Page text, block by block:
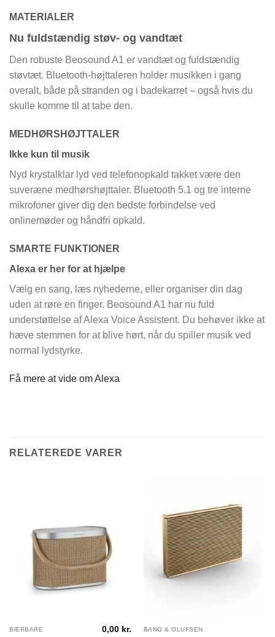
MATERIALER
Nu fuldstændig støv- og vandtæt
Den robuste Beosound A1 er vandtæt og fuldstændig
støvtæt. Bluetooth-højttaleren holder musikken i gang
overalt, både på stranden og i badekarret – også hvis du
skulle komme til at tabe den.
MEDHØRSHØJTTALER
Ikke kun til musik
Nyd krystalklar lyd ved telefonopkald takket være den
suveræne medhørshøjttaler. Bluetooth 5.1 og tre interne
mikrofoner giver dig den bedste forbindelse ved
onlinemøder og håndfri opkald.
SMARTE FUNKTIONER
Alexa er her for at hjælpe
Vælg en sang, læs nyhederne, eller organiser din dag
uden at røre en finger. Beosound A1 har nu fuld
understøttelse af Alexa Voice Assistent. Du behøver ikke at
hæve stemmen for at blive hørt, når du spiller musik ved
normal lydstyrke.
Få mere at vide om Alexa
RELATEREDE VARER
BÆRBARE 0,00 kr. BANG & OLUFSEN